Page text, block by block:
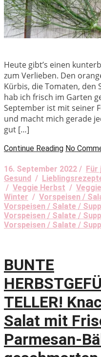
Heute gibt’s einen
zum Verlieben. Den
Kürbis, die Tomaten, den
hab ich frisch im Garten
September ist mit seiner
und macht mich gerade
gut […]
Continue Reading No
16. September 2022 / Für
Gesund /
/ Veggie Herbst /
Winter / Vorspeisen /
Vorspeisen / Salate /
Vorspeisen / Salate /
Vorspeisen / Salate /
BUNTE
TELLER!
Salat mit
Parmesan-